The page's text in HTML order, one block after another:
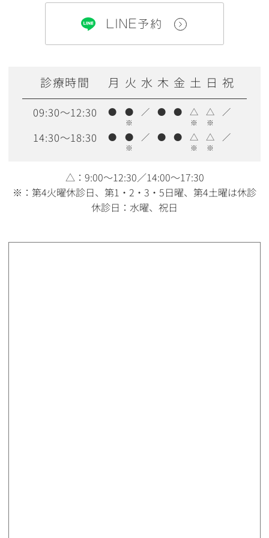
LINE予約
診療時間 月 火 水 木 金 土 日 祝
09:30～12:30 ● ●
※
／ ● ● △
※
△
※
／
14:30～18:30 ● ●
※
／ ● ● △
※
△
※
／
△：9:00〜12:30／14:00〜17:30
※：第4火曜休診日、第1・2・3・5日曜、第4土曜は休診
休診日：水曜、祝日